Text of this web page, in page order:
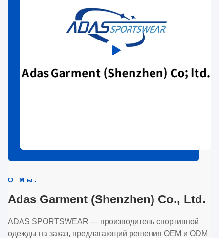
О Мы.
Adas Garment (Shenzhen) Co., Ltd.
ADAS SPORTSWEAR — производитель спортивной
одежды на заказ, предлагающий решения OEM и ODM